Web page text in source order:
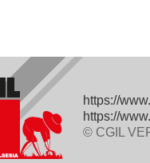
https://
https://
© CGIL